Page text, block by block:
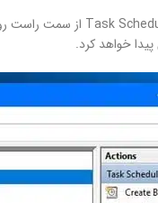
خواهد کرد.